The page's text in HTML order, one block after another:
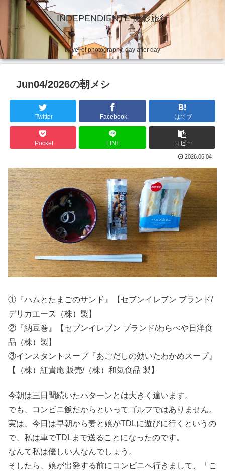
INDEPENDIENTE 撮影旅行
travel of photography, day after day
Jun04/2026の朝メシ
Twitter Facebook はてブ
Pocket LINE コピー
2026.06.04
①『ハムとたまごのサンド』【セブンイレブン ブランド/
デリカエース（株）製】
②『納豆巻』【セブンイレブン ブランド/わらべや日洋食
品（株）製】
③インスタントスープ『あごだしの効いたわかめスープ』
【（株）紅貴庵 販売/（株）和気食品 製】
今朝は三日間続いたパターンとは大きく違います。
でも、コンビニ飯だからといってゴルフではありません。
実は、今日は早朝から妻と娘がTDLに遊びに行くというの
で、私は車でTDLまで送ることになったのです。
なんて私は優しい人なんでしょう。
そしたら、娘が出発する前にコンビニへ行きまして、「こ